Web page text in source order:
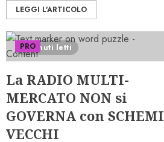
LEGGI L'ARTICOLO
3 minuti letti
PRO
La RADIO MULTI-
MERCATO NON si
GOVERNA con SCHEMI
VECCHI